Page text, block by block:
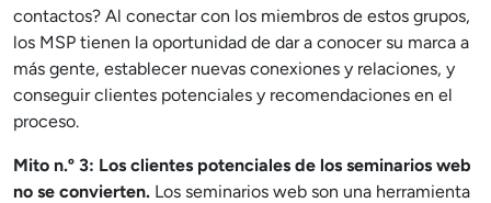
contactos? Al conectar con los miembros de estos grupos,
los MSP tienen la oportunidad de dar a conocer su marca a
más gente, establecer nuevas conexiones y relaciones, y
conseguir clientes potenciales y recomendaciones en el
proceso.
Mito n.º 3: Los clientes potenciales de los seminarios web
no se convierten. Los seminarios web son una herramienta